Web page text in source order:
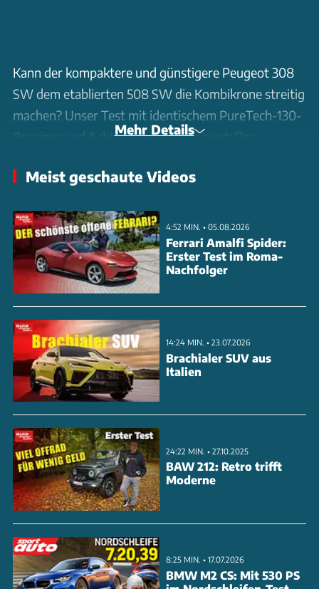
Kann der kompaktere und günstigere Peugeot 308
SW dem etablierten 508 SW die Kombikrone streitig
machen? Unser Test mit identischem PureTech-130-
Benziner und Achtgangautomatik zeigt: Der
mit Lebendigkeit und Sparsamkeit.
Überraschung im Praxis-Check: Der 308 SW punktet
mit durchdachteren Details. Sein Kofferraum ist
trotz kompakterer Außenmaße größer, die dreifach
geteilte Rückbank legt sich komplett eben um. Das
modernere Cockpit bietet mehr Ablagen, bessere
Konnektivität und ein schnelleres Infotainment-
System.
Mehr Details
Meist geschaute Videos
4:52 MIN. • 05.08.2026
Ferrari Amalfi Spider:
Erster Test im Roma-
Nachfolger
14:24 MIN. • 23.07.2026
Brachialer SUV aus
Italien
24:22 MIN. • 27.10.2025
BAW 212: Retro trifft
Moderne
8:25 MIN. • 17.07.2026
BMW M2 CS: Mit 530 PS